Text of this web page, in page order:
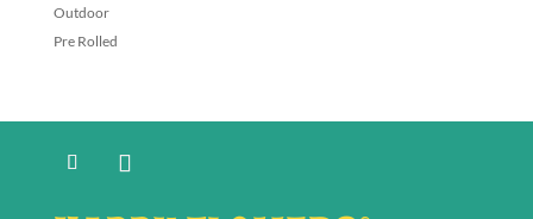
Outdoor
Pre Rolled